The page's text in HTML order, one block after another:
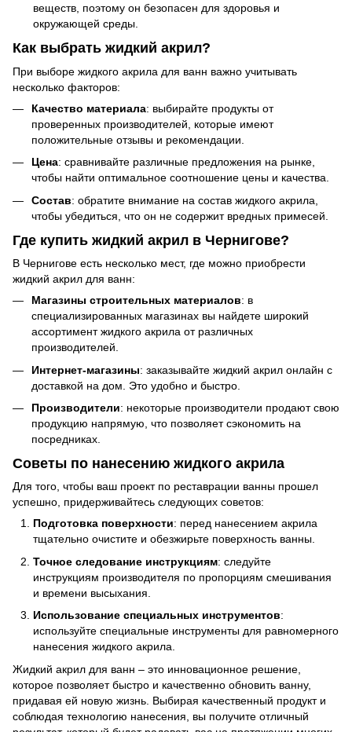
веществ, поэтому он безопасен для здоровья и
окружающей среды.
Как выбрать жидкий акрил?
При выборе жидкого акрила для ванн важно учитывать
несколько факторов:
Качество материала: выбирайте продукты от
проверенных производителей, которые имеют
положительные отзывы и рекомендации.
Цена: сравнивайте различные предложения на рынке,
чтобы найти оптимальное соотношение цены и качества.
Состав: обратите внимание на состав жидкого акрила,
чтобы убедиться, что он не содержит вредных примесей.
Где купить жидкий акрил в Чернигове?
В Чернигове есть несколько мест, где можно приобрести
жидкий акрил для ванн:
Магазины строительных материалов: в
специализированных магазинах вы найдете широкий
ассортимент жидкого акрила от различных
производителей.
Интернет-магазины: заказывайте жидкий акрил онлайн с
доставкой на дом. Это удобно и быстро.
Производители: некоторые производители продают свою
продукцию напрямую, что позволяет сэкономить на
посредниках.
Советы по нанесению жидкого акрила
Для того, чтобы ваш проект по реставрации ванны прошел
успешно, придерживайтесь следующих советов:
Подготовка поверхности: перед нанесением акрила
тщательно очистите и обезжирьте поверхность ванны.
Точное следование инструкциям: следуйте
инструкциям производителя по пропорциям смешивания
и времени высыхания.
Использование специальных инструментов:
используйте специальные инструменты для равномерного
нанесения жидкого акрила.
Жидкий акрил для ванн – это инновационное решение,
которое позволяет быстро и качественно обновить ванну,
придавая ей новую жизнь. Выбирая качественный продукт и
соблюдая технологию нанесения, вы получите отличный